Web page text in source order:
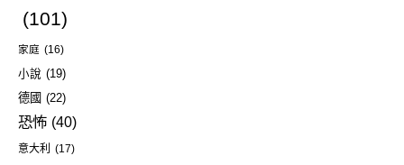
(101)
家庭 (16)
小說 (19)
德國 (22)
恐怖 (40)
意大利 (17)